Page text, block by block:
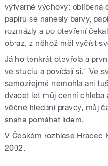
výtvarné výchovy: oblíbená
papíru se nanesly barvy,
rozmázly a po otevření
obraz, z něhož měl vyčíst
Já ho tenkrát otevřela a
ve studiu a povídají si." Ve
samozřejmě nemohla ani
dvacet let můj denní chleba
věčné hledání pravdy, můj
snaha pomáhat lidem.
V Českém rozhlase Hradec
2002.